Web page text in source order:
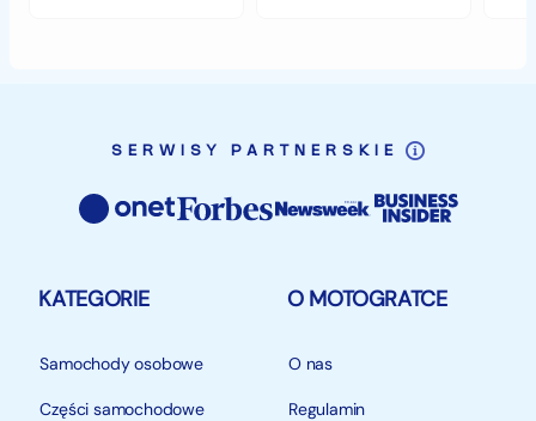
SERWISY PARTNERSKIE
KATEGORIE
Samochody osobowe
Części samochodowe
O MOTOGRATCE
O nas
Regulamin